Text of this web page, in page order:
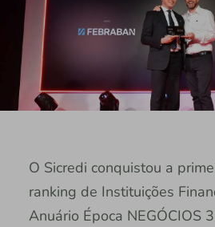
O Sicredi conquistou a
ranking de Instituições
Anuário Época NEGÓCIOS